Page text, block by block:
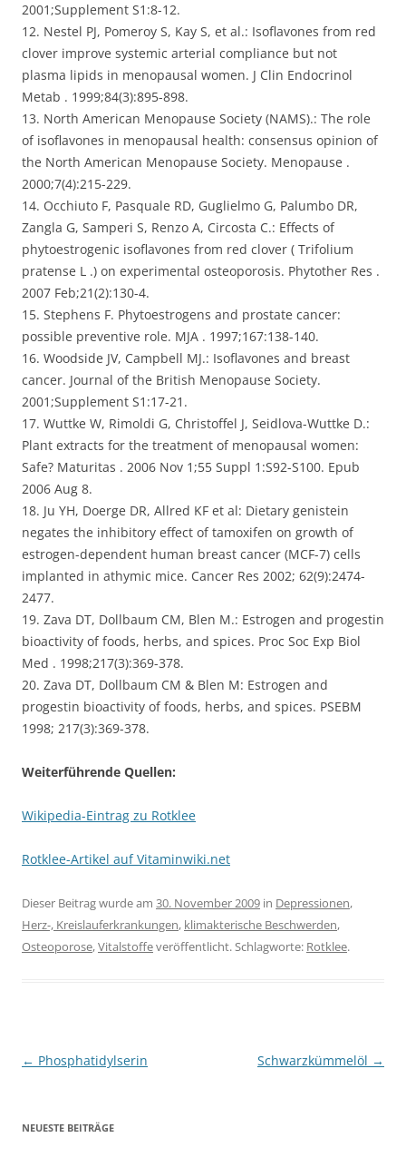
2001;Supplement S1:8-12.
12. Nestel PJ, Pomeroy S, Kay S, et al.: Isoflavones from red
clover improve systemic arterial compliance but not
plasma lipids in menopausal women. J Clin Endocrinol
Metab . 1999;84(3):895-898.
13. North American Menopause Society (NAMS).: The role
of isoflavones in menopausal health: consensus opinion of
the North American Menopause Society. Menopause .
2000;7(4):215-229.
14. Occhiuto F, Pasquale RD, Guglielmo G, Palumbo DR,
Zangla G, Samperi S, Renzo A, Circosta C.: Effects of
phytoestrogenic isoflavones from red clover ( Trifolium
pratense L .) on experimental osteoporosis. Phytother Res .
2007 Feb;21(2):130-4.
15. Stephens F. Phytoestrogens and prostate cancer:
possible preventive role. MJA . 1997;167:138-140.
16. Woodside JV, Campbell MJ.: Isoflavones and breast
cancer. Journal of the British Menopause Society.
2001;Supplement S1:17-21.
17. Wuttke W, Rimoldi G, Christoffel J, Seidlova-Wuttke D.:
Plant extracts for the treatment of menopausal women:
Safe? Maturitas . 2006 Nov 1;55 Suppl 1:S92-S100. Epub
2006 Aug 8.
18. Ju YH, Doerge DR, Allred KF et al: Dietary genistein
negates the inhibitory effect of tamoxifen on growth of
estrogen-dependent human breast cancer (MCF-7) cells
implanted in athymic mice. Cancer Res 2002; 62(9):2474-
2477.
19. Zava DT, Dollbaum CM, Blen M.: Estrogen and progestin
bioactivity of foods, herbs, and spices. Proc Soc Exp Biol
Med . 1998;217(3):369-378.
20. Zava DT, Dollbaum CM & Blen M: Estrogen and
progestin bioactivity of foods, herbs, and spices. PSEBM
1998; 217(3):369-378.
Weiterführende Quellen:
Wikipedia-Eintrag zu Rotklee
Rotklee-Artikel auf Vitaminwiki.net
Dieser Beitrag wurde am 30. November 2009 in Depressionen,
Herz-, Kreislauferkrankungen, klimakterische Beschwerden,
Osteoporose,Vitalstoffeveröffentlicht. Schlagworte: Rotklee.
Beitragsnavigation
← Phosphatidylserin Schwarzkümmelöl →
NEUESTE BEITRÄGE